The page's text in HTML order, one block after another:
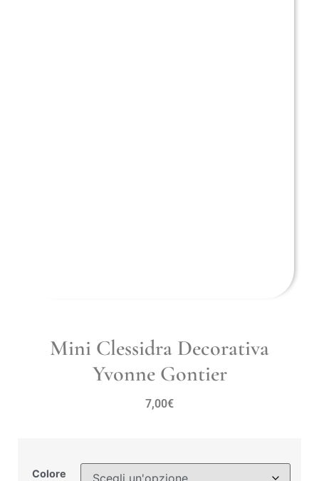
Mini Clessidra Decorativa
Yvonne Gontier
7,00€
Colore